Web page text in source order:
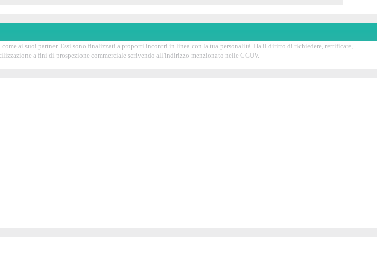
ai suoi partner. Essi sono finalizzati a proporti incontri in linea con la tua personalità. Ha il diritto di richiedere, rettificare,
a fini di prospezione commerciale scrivendo all'indirizzo menzionato nelle CGUV.